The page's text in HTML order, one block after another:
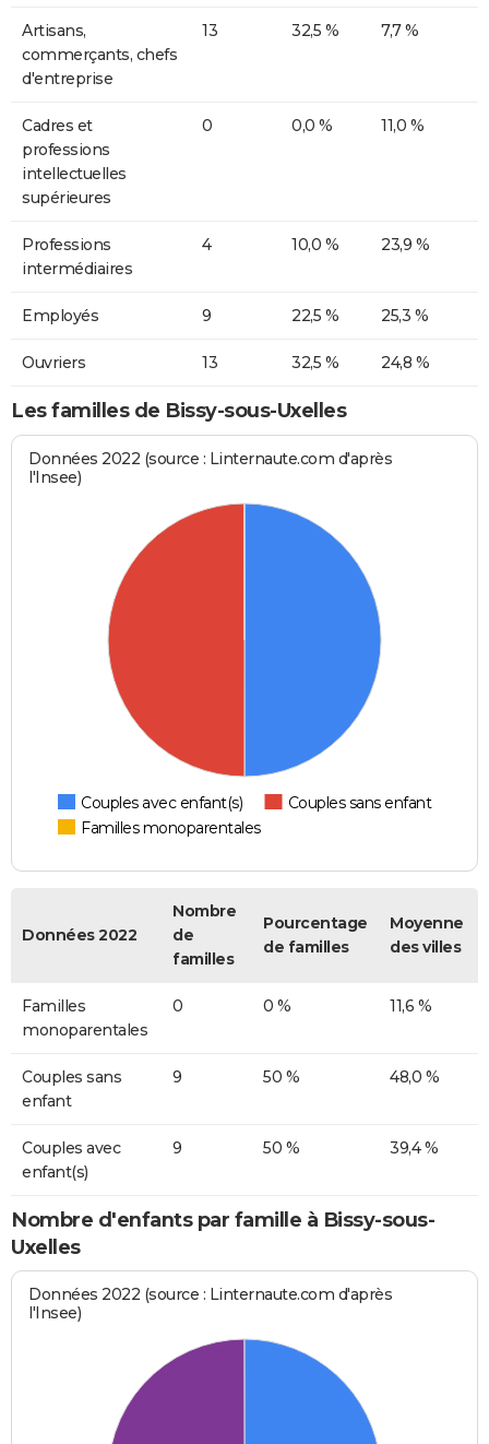
Artisans,
commerçants, chefs
d'entreprise
13 32,5 % 7,7 %
Cadres et
professions
intellectuelles
supérieures
0 0,0 % 11,0 %
Professions
intermédiaires
4 10,0 % 23,9 %
Employés 9 22,5 % 25,3 %
Ouvriers 13 32,5 % 24,8 %
Les familles de Bissy-sous-Uxelles
Données 2022 (source : Linternaute.com d'après
l'Insee)
Couples avec enfant(s)
Couples sans enfant
Familles monoparentales
Données 2022
Nombre
de
familles
Pourcentage
de familles
Moyenne
des villes
Familles
monoparentales
0 0 % 11,6 %
Couples sans
enfant
9 50 % 48,0 %
Couples avec
enfant(s)
9 50 % 39,4 %
Nombre d'enfants par famille à Bissy-sous-
Uxelles
Données 2022 (source : Linternaute.com d'après
l'Insee)